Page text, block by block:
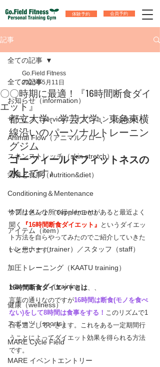
体験予約 会員予約
記事
全ての記事
お知らせ（information）
サービス（service）/オプション（option）
Animal Flow（アニマルフロー）
スキンストレッチ（skin stretch）
栄養と食事（nutrition&diet）
Conditioning＆Mentenance
サプリメント（supplement）
アイテム（item）
トレーナー（trainer）／スタッフ（staff）
加圧トレーニング（KAATU training）
トレーニング（training）
健康（wellness）
スポーツ（sports）
MARE Cycle Field
MARE イベントエントリー
全ての記事
〇〇時期に最適！『16時間断食ダイ
エット』
Go.Field Fitness
2023年5月11日
都立大学、学芸大学、東急東横
線沿いのパーソナルトレーニン
グジム
ゴーフィールドフィットネスの
水上です♪
今回は色んな所で行ったことがあると最近よく
聞く
『16時間断食ダイエット』 というダイエッ
ト方法を自らやってみたのでご紹介していきた
いと思います。
16時間断食ダイエットとは、、
言葉の通りなのですが16時間は断食(モノを食べ
ない)をして8時間は食事をする！ このリズムで1
日を過ごしていきます。これをある一定期間行
うことによってダイエット効果を得られる方法
です。